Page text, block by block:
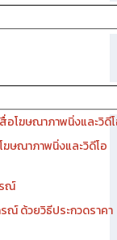
าคทางการศึกษา ๒๕๖๙
การณ์ภูมิภาค
โฆษณาภาพนิ่งและวิดีโอ
ษณาภาพนิ่งและวิดีโอ